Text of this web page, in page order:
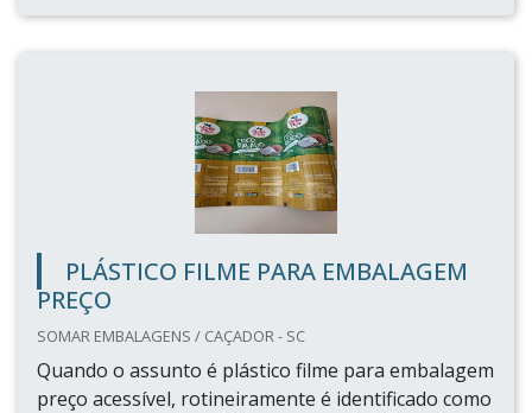
PLÁSTICO FILME PARA EMBALAGEM
PREÇO
SOMAR EMBALAGENS / CAÇADOR - SC
Quando o assunto é plástico filme para embalagem
preço acessível, rotineiramente é identificado como